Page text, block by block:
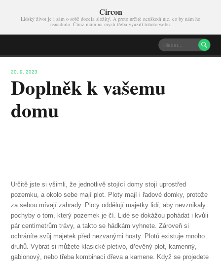
Circon
Lidský život je i sám o sobě docela složitý. A proto určitě neuškodí nic, co by nám ho
usnadnilo. Čímž mám na mysli třeba využití tohoto webu.

20. 9. 2023
Doplněk k vašemu
domu
Určitě jste si všimli, že jednotlivě stojící domy stojí uprostřed
pozemku, a okolo sebe mají plot. Ploty mají i řadové domky, protože
za sebou mívají zahrady. Ploty oddělují majetky lidí, aby nevznikaly
pochyby o tom, který pozemek je čí. Lidé se dokážou pohádat i kvůli
pár centimetrům trávy, a takto se hádkám vyhnete. Zároveň si
ochráníte svůj majetek před nezvanými hosty. Plotů existuje mnoho
druhů. Vybrat si můžete klasické pletivo, dřevěný plot, kamenný,
gabionový, nebo třeba kombinaci dřeva a kamene. Když se projedete